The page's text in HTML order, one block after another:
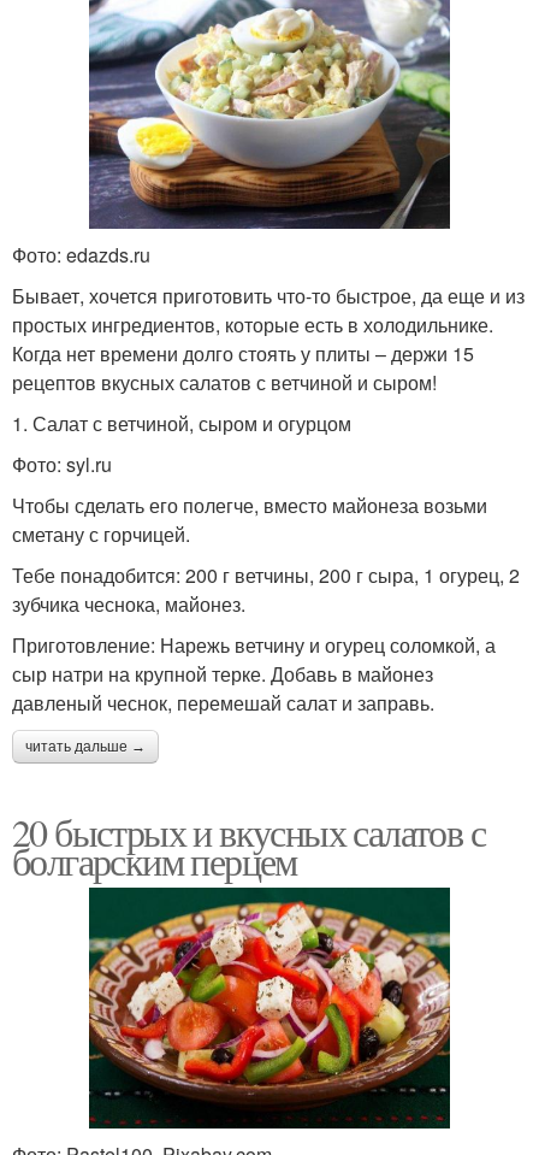
Фото: edazds.ru
Бывает, хочется приготовить что-то быстрое, да еще и из
простых ингредиентов, которые есть в холодильнике.
Когда нет времени долго стоять у плиты – держи 15
рецептов вкусных салатов с ветчиной и сыром!
1. Салат с ветчиной, сыром и огурцом
Фото: syl.ru
Чтобы сделать его полегче, вместо майонеза возьми
сметану с горчицей.
Тебе понадобится: 200 г ветчины, 200 г сыра, 1 огурец, 2
зубчика чеснока, майонез.
Приготовление: Нарежь ветчину и огурец соломкой, а
сыр натри на крупной терке. Добавь в майонез
давленый чеснок, перемешай салат и заправь.
читать дальше →
20 быстрых и вкусных салатов с
болгарским перцем